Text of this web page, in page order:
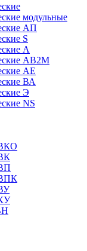
модульные
АП
S
А
АВ2М
АЕ
ВА
Э
NS